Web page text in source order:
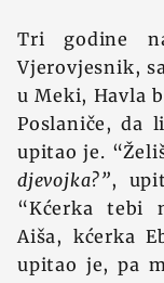
Tri godine
Vjerovjesnik,
u Meki, Havla
Poslaniče, da
upitao je.
djevojka?”,
“Kćerka tebi
Aiša, kćerka
upitao je, pa